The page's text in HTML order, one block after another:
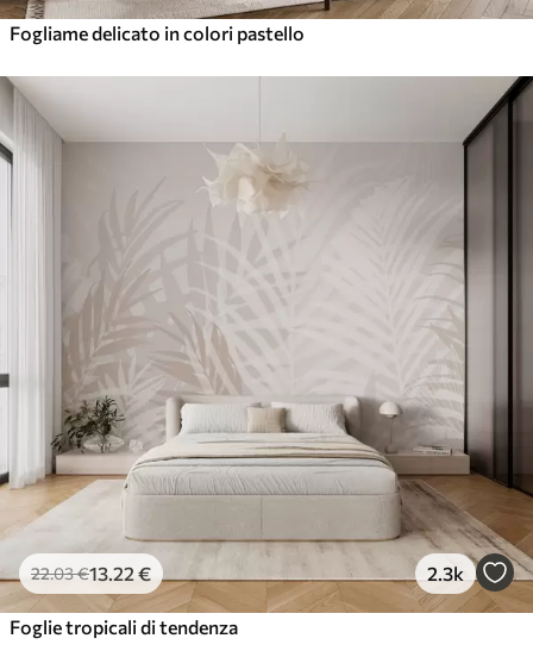
Fogliame delicato in colori pastello
22.03€13 .22 € 2.3k
Foglie tropicali di tendenza